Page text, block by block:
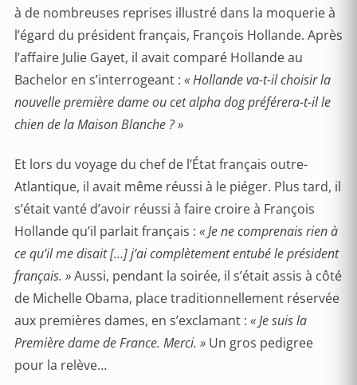
à de nombreuses reprises illustré dans la moquerie à
l’égard du président français, François Hollande. Après
l’affaire Julie Gayet, il avait comparé Hollande au
Bachelor en s’interrogeant : « Hollande va-t-il choisir la
nouvelle première dame ou cet alpha dog préférera-t-il le
chien de la Maison Blanche ? »
Et lors du voyage du chef de l’État français outre-
Atlantique, il avait même réussi à le piéger. Plus tard, il
s’était vanté d’avoir réussi à faire croire à François
Hollande qu’il parlait français : « Je ne comprenais rien à
ce qu’il me disait […] j’ai complètement entubé le président
français. »Aussi, pendant la soirée, il s’était assis à côté
de Michelle Obama, place traditionnellement réservée
aux premières dames, en s’exclamant : « Je suis la
Première dame de France. Merci. » Un gros pedigree
pour la relève…